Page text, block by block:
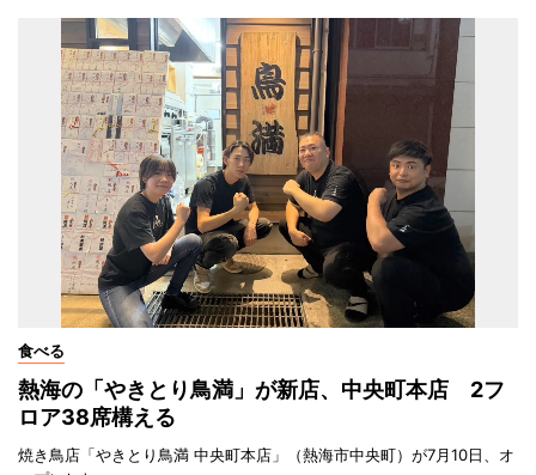
食べる
熱海の「やきとり鳥満」が新店、中央町本店 2フ
ロア38席構える
焼き鳥店「やきとり鳥満 中央町本店」（熱海市中央町）が7月10日、オ